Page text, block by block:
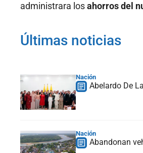
administrara losahorros del
Últimas noticias
Nación
Abelardo De
Nación
Abandonan